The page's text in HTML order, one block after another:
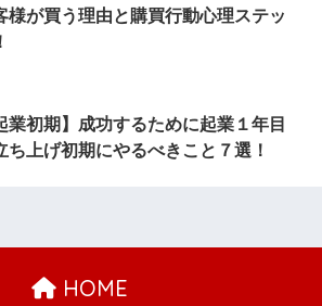
様が買う理由と購買行動心理ステッ
業初期】成功するために起業１年目
ち上げ初期にやるべきこと７選！
HOME